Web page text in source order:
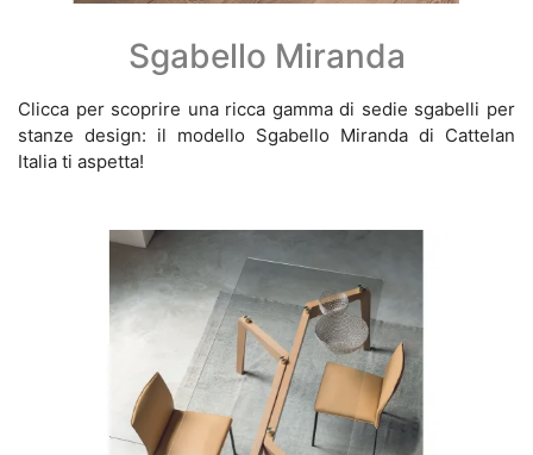
Sgabello Miranda
Clicca per scoprire una ricca gamma di sedie sgabelli per
stanze design: il modello Sgabello Miranda di Cattelan
Italia ti aspetta!